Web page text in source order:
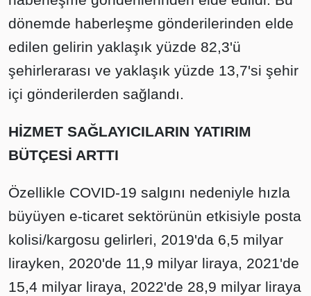
dönemde haberleşme gönderilerinden elde
edilen gelirin yaklaşık yüzde 82,3'ü
şehirlerarası ve yaklaşık yüzde 13,7'si şehir
içi gönderilerden sağlandı.
HİZMET SAĞLAYICILARIN YATIRIM
BÜTÇESİ ARTTI
Özellikle COVID-19 salgını nedeniyle hızla
büyüyen e-ticaret sektörünün etkisiyle posta
kolisi/kargosu gelirleri, 2019'da 6,5 milyar
lirayken, 2020'de 11,9 milyar liraya, 2021'de
15,4 milyar liraya, 2022'de 28,9 milyar liraya